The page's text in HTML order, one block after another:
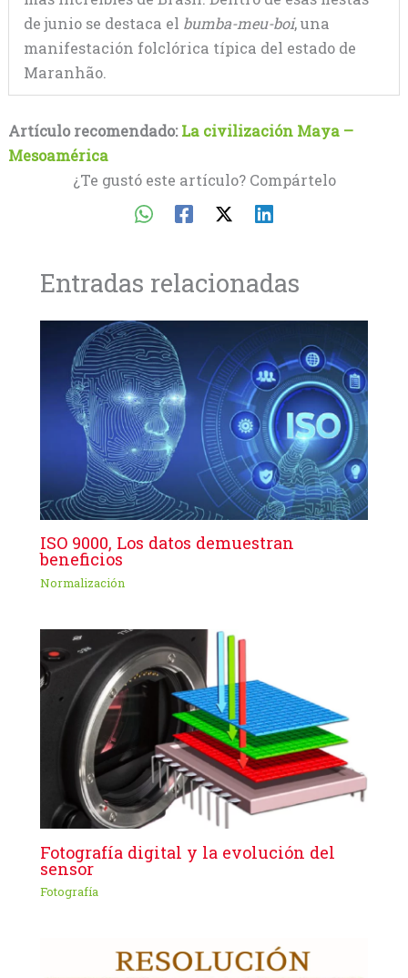
de junio se destaca el bumba-meu-boi, una
manifestación folclórica típica del estado de
Maranhão.
Artículo recomendado:La civilización Maya –
Mesoamérica
¿Te gustó este artículo? Compártelo
Entradas relacionadas
ISO 9000, Los datos demuestran
beneficios
Normalización
Fotografía digital y la evolución del
sensor
Fotografía